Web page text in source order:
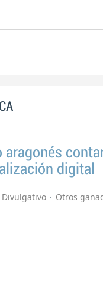
digital
Divulgativo
Otros